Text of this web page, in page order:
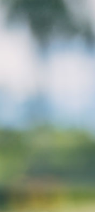
SPEED’GLASS
SPEED’GLASS
NOUS